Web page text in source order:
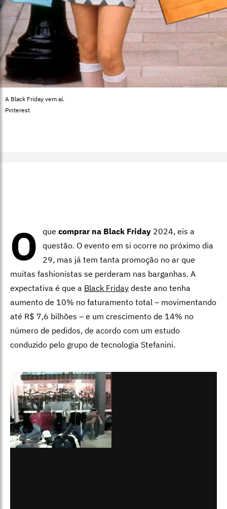
A Black Friday vem aí.
Pinterest
O que comprar na Black Friday 2024, eis a
questão. O evento em si ocorre no próximo dia
29, mas já tem tanta promoção no ar que
muitas fashionistas se perderam nas barganhas. A
expectativa é que a Black Friday deste ano tenha
aumento de 10% no faturamento total – movimentando
até R$ 7,6 bilhões – e um crescimento de 14% no
número de pedidos, de acordo com um estudo
conduzido pelo grupo de tecnologia Stefanini.